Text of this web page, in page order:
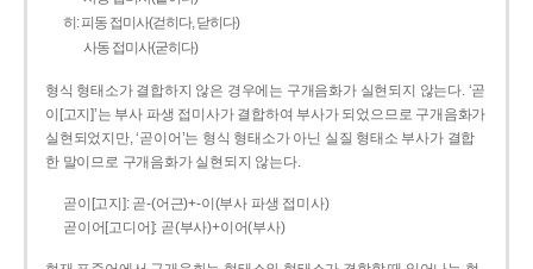
히: 피동 접미사(걷히다, 닫히다)
사동 접미사(굳히다)
형식 형태소가 결합하지 않은 경우에는 구개음화가 실현되지 않는다. ‘곧
이[고지]’는 부사 파생 접미사가 결합하여 부사가 되었으므로 구개음화가
실현되었지만, ‘곧이어’는 형식 형태소가 아닌 실질 형태소 부사가 결합
한 말이므로 구개음화가 실현되지 않는다.
곧이[고지]: 곧-­(어근)+­-이(부사 파생 접미사)
곧이어[고디어]: 곧(부사)+이어(부사)